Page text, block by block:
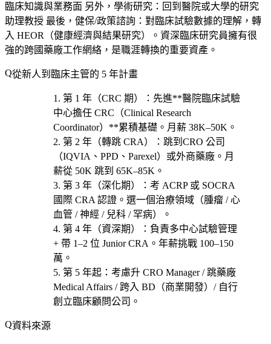
臨床知識與業務面 另外， 學術研究 ：回到醫院或大學的研究
助理教授 最後， 健保/政策諮詢 ：對臨床試驗數據的理解，轉
入 HEOR（健康經濟與結果研究）。資深臨床研究員擁有很
強的跨國藥廠工作網絡，是職涯轉換的重要資產。
從新人到臨床主管的 5 年計畫
第 1 年（CRC 期）
：先進**醫院臨床試驗
中心擔任 CRC（Clinical Research
Coordinator）**累積基礎。月薪 38K–50K。
第 2 年（轉跳 CRA）
：跳到 CRO 公司
（IQVIA、PPD、Parexel）或外商藥廠 。月
薪從 50K 跳到 65K–85K。
第 3 年（深化期）
：考 ACRP 或 SOCRA
國際 CRA 認證。選一個治療領域（腫瘤 / 心
血管 / 神經 / 兒科 / 罕病）。
第 4 年（資深期）
：負責多中心試驗管理
+ 帶 1–2 位 Junior CRA。年薪挑戰 100–150
萬。
第 5 年起 ：考慮升 CRO Manager / 跳藥廠
Medical Affairs / 跨入 BD（商業開發）/ 自行
創立臨床顧問公司 。
資料來源